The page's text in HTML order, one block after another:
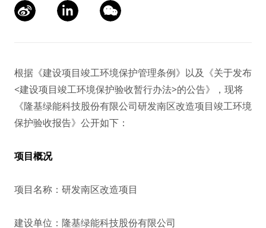
根据《建设项目竣工环境保护管理条例》以及《关于发布
<建设项目竣工环境保护验收暂行办法>的公告》，现将
《隆基绿能科技股份有限公司研发南区改造项目竣工环境
保护验收报告》公开如下：
项目概况
项目名称：研发南区改造项目
建设单位：隆基绿能科技股份有限公司